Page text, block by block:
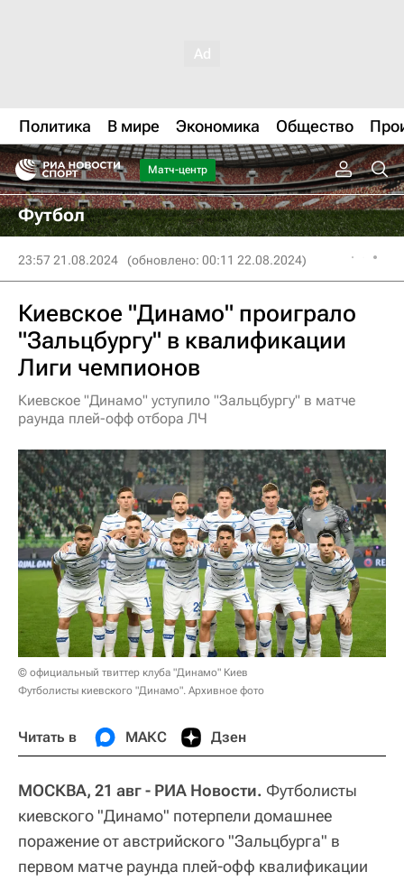
Политика В мире Экономика Общество
Матч-центр
Футбол
23:57 21.08.2024 (обновлено: 00:11 22.08.2024)
Киевское "Динамо" проиграло
"Зальцбургу" в квалификации
Лиги чемпионов
Киевское "Динамо" уступило "Зальцбургу" в матче
раунда плей-офф отбора ЛЧ
© официальный твиттер клуба "Динамо" Киев
Футболисты киевского "Динамо". Архивное фото
Читать в МАКС Дзен
МОСКВА, 21 авг - РИА Новости. Футболисты
киевского "Динамо" потерпели домашнее
поражение от австрийского "Зальцбурга" в
первом матче раунда плей-офф квалификации